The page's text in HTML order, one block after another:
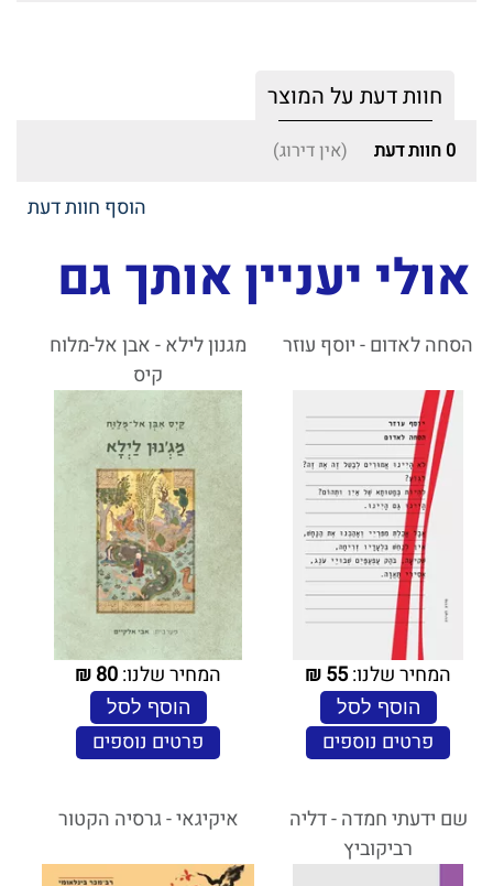
חוות דעת על המוצר
0 חוות דעת (אין דירוג)
הוסף חוות דעת
אולי יעניין אותך גם
הסחה לאדום - יוסף עוזר
המחיר שלנו:55
₪
הוסף לסל
פרטים נוספים
מגנון לילא - אבן אל-מלוח
קיס
המחיר שלנו:80
₪
הוסף לסל
פרטים נוספים
שם ידעתי חמדה - דליה
רביקוביץ
איקיגאי - גרסיה הקטור